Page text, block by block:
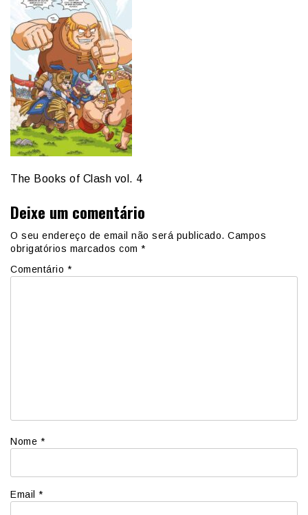
The Books of Clash vol. 4
Deixe um comentário
O seu endereço de email não será publicado. Campos
obrigatórios marcados com *
Comentário *
Nome *
Email *